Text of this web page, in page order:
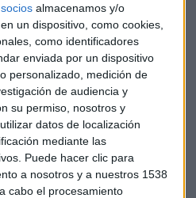
socios almacenamos y/o
un dispositivo, como cookies,
como identificadores
enviada por un dispositivo
personalizado, medición de
de audiencia y
su permiso, nosotros y
datos de localización
mediante las
Puede hacer clic para
a nosotros y a nuestros 1538
cabo el procesamiento
4, destaca que lo sucedido es
de un error sino de algo
multa podría tener graves